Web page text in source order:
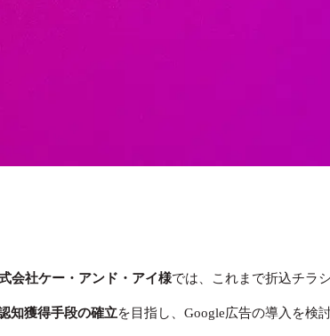
会社ケー・アンド・アイ様では、これまで折込チラ
知獲得手段の確立を目指し、Google広告の導入を検